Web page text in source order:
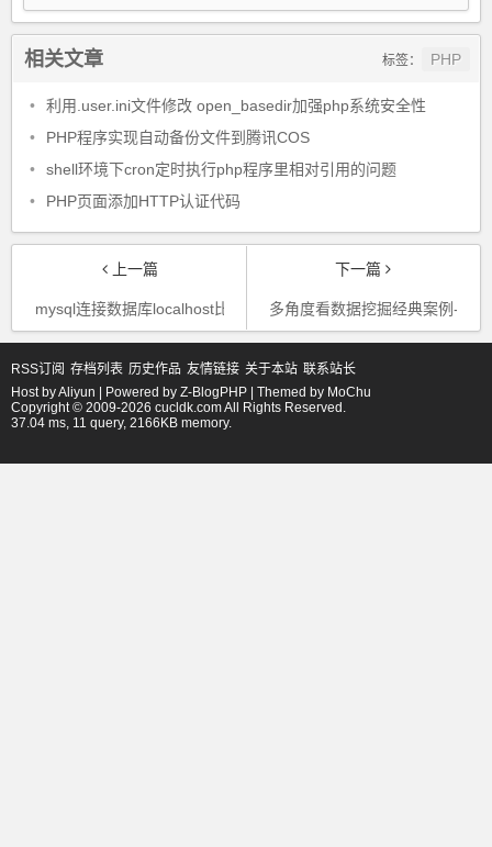
相关文章 标签： PHP
•
利用.user.ini文件修改 open_basedir加强php系统安全性
•
PHP程序实现自动备份文件到腾讯COS
•
shell环境下cron定时执行php程序里相对引用的问题
•
PHP页面添加HTTP认证代码
上一篇
mysql连接数据库localhost比127.0.0.1慢的问题
下一篇
多角度看数据挖掘经典案例-购
RSS订阅 存档列表 历史作品 友情链接 关于本站 联系站长
Host byAliyun | Powered by Z-BlogPHP | Themed by MoChu
Copyright © 2009-2026 cucldk.com All Rights Reserved.
37.04 ms, 11 query, 2166KB memory.